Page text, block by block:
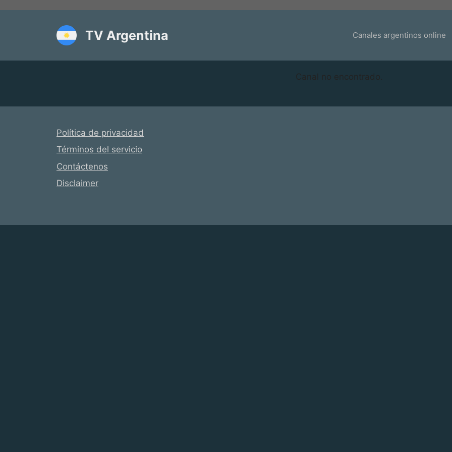
TV Argentina Canales argentinos online
Canal no encontrado.
Política de privacidad
Términos del servicio
Contáctenos
Disclaimer